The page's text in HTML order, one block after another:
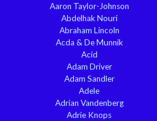
Aaron Taylor-Johnson
Abdelhak Nouri
Abraham Lincoln
Acda & De Munnik
Acid
Adam Driver
Adam Sandler
Adele
Adrian Vandenberg
Adrie Knops